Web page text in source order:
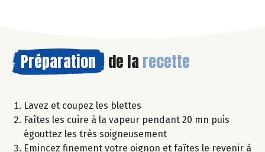
Préparation de la recette
Lavez et coupez les blettes
Faîtes les cuire à la vapeur pendant 20 mn puis
égouttez les très soigneusement
Emincez finement votre oignon et faîtes le revenir à